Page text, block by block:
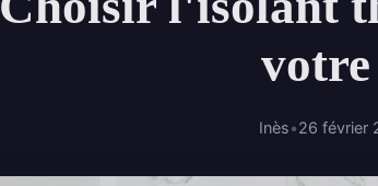
Inès•26 février